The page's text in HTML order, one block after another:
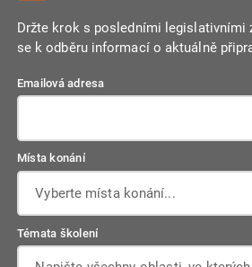
Držte krok s posledními legislativními
se k odběru informací o aktuálně
Emailová adresa
Místa konání
Vyberte místa konání...
Témata školení